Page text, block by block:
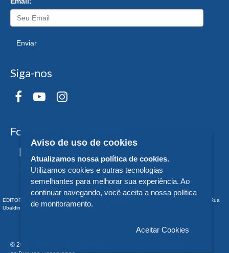
Enviar
Siga-nos
Formas de Pagamento
EDITORA DA UNIVERSIDADE FEDERAL DO PARANÁ - CNPJ n° 75.095.679/0011-10 - Rua
Ubaldino do Amaral, 321 - Alto da Glória - - PR
© 2026 EDITORA DA UNIVERSIDADE FEDERAL DO PARANÁ - Todos
Aviso de uso de cookies
Atualizamos nossa política de cookies.
Utilizamos cookies e outras tecnologias
semelhantes para melhorar sua experiência. Ao
continuar navegando, você aceita a nossa política
de monitoramento.
Aceitar Cookies